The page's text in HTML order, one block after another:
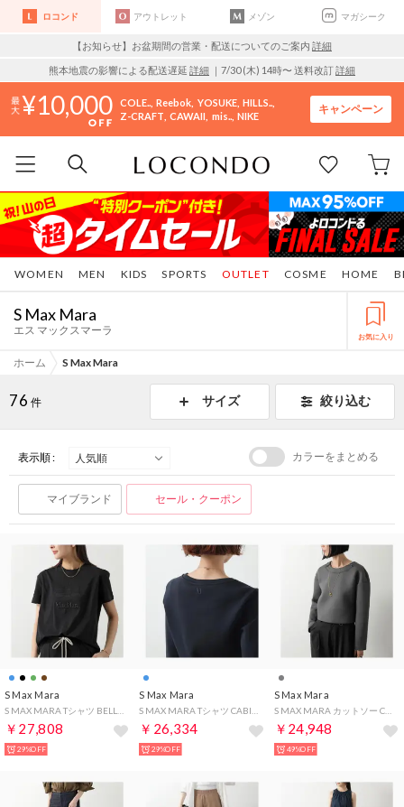
ロコンド アウトレット メゾン マガシーク
【お知らせ】お盆期間の営業・配送についてのご案内 詳細
熊本地震の影響による配送遅延 詳細 ｜7/30 (木) 14時〜 送料改訂詳細
10,000 COLE.. Reebok YOSUKE HILLS..
Z-CRAFT CAWAII mis.. NIKE
キャンペーン
WOMEN MEN KIDS SPORTS COSME HOME
OUTLET
S Max Mara
エス マックスマーラ お気に入り
ホーム S Max Mara
76 件 サイズ 絞り込む
表示順 : カラーをまとめる
マイブランド セール・クーポン
S Max Mara
￥27,808
29%OFF
S Max Mara
￥26,334
29%OFF
S Max Mara
S MAX MARA カットソー CRINE クリーネ ビジュー （001/ダークグレー）
￥24,948
49%OFF